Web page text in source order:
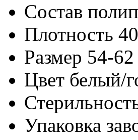
Состав
Плотность
Размер 54-62
Цвет белый/
Упаковка